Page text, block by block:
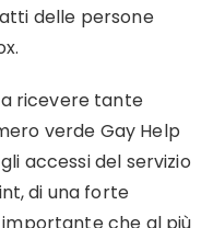
delle persone
ricevere tante
verde Gay Help
accessi del servizio
di una forte